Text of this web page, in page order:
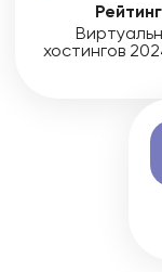
Рейтинг
хостингов